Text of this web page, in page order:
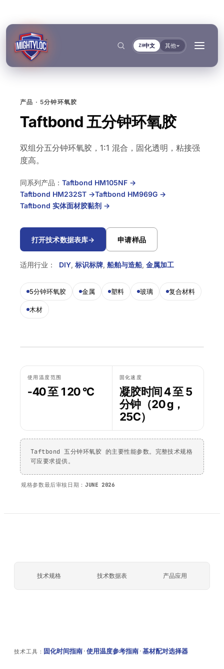
ZH中文 其他
粘接与固化
Krystal 2000
浏览更多→
密封与锁紧
Taftflex 6292
浏览更多→
AFT 1080GF
AFT 1120GF
AFT 1200GF 丙烯酸泡棉胶带
金属加工 客车与卡车制造
船舶与游艇
按基材分类
金属螺纹装配件
玻璃与陶瓷
塑料（非PP/PE）
文件
TDS资料库 按系列
工具
使用温度指南
RoHS声明
各产品技术数据表
搜索 →
产品 · 5分钟环氧胶
Taftbond 五分钟环氧胶
双组分五分钟环氧胶，1:1 混合，固化透明，粘接强
度高。
同系列产品： Taftbond HM105NF →
Taftbond HM232ST →Taftbond HM969G →
Taftbond 实体面材胶黏剂 →
打开技术数据表库→ 申请样品
适用行业： DIY, 标识标牌, 船舶与造船, 金属加工
5分钟环氧胶 金属 塑料 玻璃 复合材料
木材
使用温度范围
-40 至 120 °C
固化速度
凝胶时间 4 至 5
分钟（20 g，
25C）
Taftbond 五分钟环氧胶 的主要性能参数。完整技术规格
可应要求提供。
规格参数最后审核日期： JUNE 2026
技术规格 技术数据表 产品应用
技术工具： 固化时间指南·使用温度参考指南·基材配对选择器